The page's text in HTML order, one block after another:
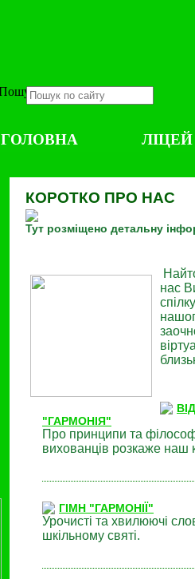
ГОЛОВНА ЛІЦЕЙ
КОРОТКО ПРО НАС
Тут розміщено детальну
нас
"ГАРМОНІЯ"
Про принципи та
вихованців розкаже наш
ГІМН "ГАРМОНІЇ"
Урочисті та хвилюючі
шкільному святі.